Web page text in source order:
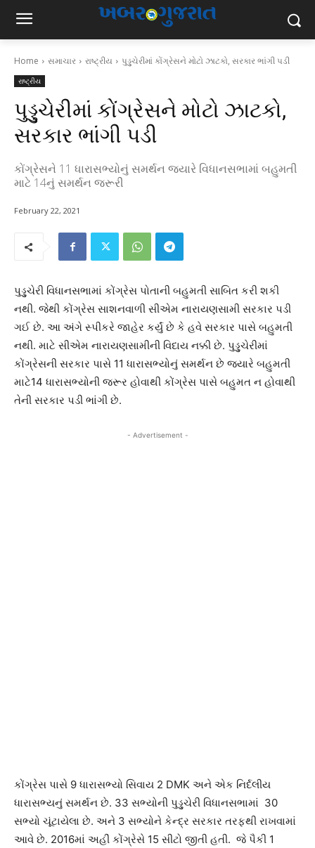
Home સમાચાર રાષ્ટ્રીય પુડ્ડુચેરીમાં કોંગ્રેસને મોટો ઝાટકો, સરકાર ભાંગી પડી
રાષ્ટ્રીય
પુડ્ડુચેરીમાં કોંગ્રેસને મોટો ઝાટકો,
સરકાર ભાંગી પડી
કોંગ્રેસને 11 ધારાસભ્યોનું સમર્થન જયારે વિધાનસભામાં બહુમતી
માટે 14નું સમર્થન જરૂરી
February 22, 2021
પુડ્ડુચેરી વિધાનસભામાં કોંગ્રેસ પોતાની બહુમતી સાબિત કરી શકી
નથી. જેથી કોંગ્રેસ સાશનવાળી સીએમ નારાયણસામી સરકાર પડી
ગઈ છે. આ અંગે સ્પીકરે જાહેર કર્યું છે કે હવે સરકાર પાસે બહુમતી
નથી. માટે સીએમ નારાયણસામીની વિદાય નક્કી છે. પુડ્ડુચેરીમાં
કોંગ્રેસની સરકાર પાસે 11 ધારાસભ્યોનું સમર્થન છે જયારે બહુમતી
માટે14 ધારાસભ્યોની જરૂર હોવાથી કોંગ્રેસ પાસે બહુમત ન હોવાથી
તેની સરકાર પડી ભાંગી છે.
- Advertisement -
કોંગ્રેસ પાસે 9 ધારાસભ્યો સિવાય 2 DMK અને એક નિર્દલીય
ધારાસભ્યનું સમર્થન છે. 33 સભ્યોની પુડ્ડુચેરી વિધાનસભામાં 30
સભ્યો ચૂંટાયેલા છે. અને 3 સભ્યોને કેન્દ્ર સરકાર તરફથી રાખવામાં
આવે છે. 2016માં અહીં કોંગ્રેસે 15 સીટો જીતી હતી. જે પૈકી 1